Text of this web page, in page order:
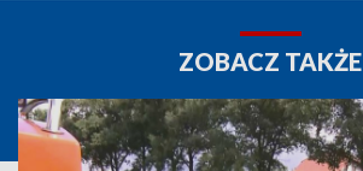
ZOBACZ TAKŻE